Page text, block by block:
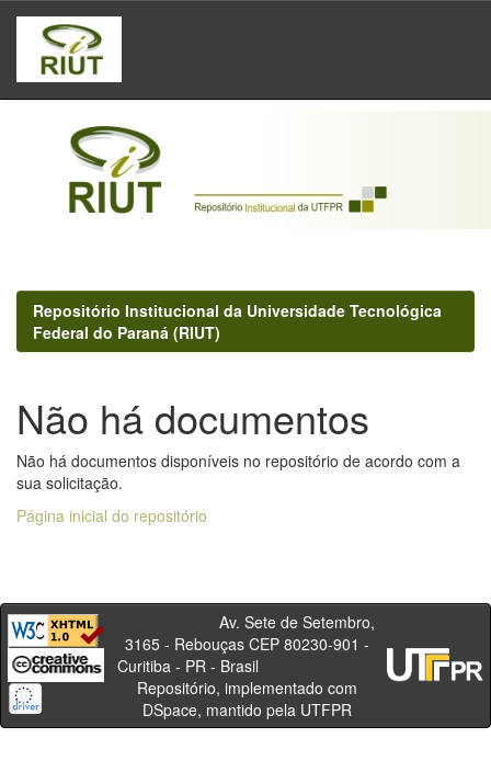
Skip
navigation
Repositório Institucional da Universidade Tecnológica
Federal do Paraná (RIUT)
Não há documentos
Não há documentos disponíveis no repositório de acordo com a
sua solicitação.
Página inicial do repositório
Av. Sete de Setembro,
3165 - Rebouças CEP 80230-901 -
Curitiba - PR - Brasil
Repositório, implementado com
DSpace, mantido pela UTFPR